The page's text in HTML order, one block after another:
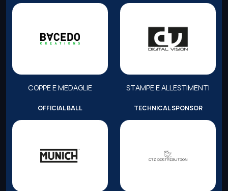
COPPE E MEDAGLIE STAMPE E ALLESTIMENTI
OFFICIAL BALL TECHNICAL SPONSOR